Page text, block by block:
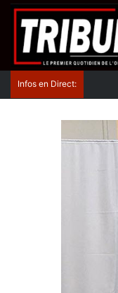
Infos en Direct: